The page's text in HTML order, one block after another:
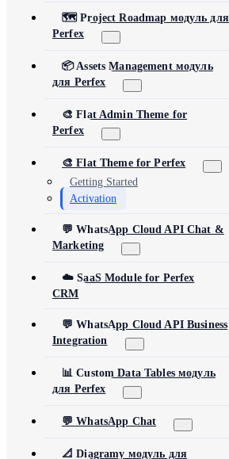
🧩
⚙️Automation & API
Security and third-party tools
📂 View All 5 Plugins →
Concord CRM
Modules
📊Management
🗺️ Project Roadmap модуль для
Perfex
📦 Assets Management модуль
для Perfex
🎨 Flat Admin Theme for
Perfex
🎨 Flat Theme for Perfex
Getting Started
Activation
💬 WhatsApp Cloud API Chat &
Marketing
☁️ SaaS Module for Perfex
CRM
💬 WhatsApp Cloud API Business
Integration
📊 Custom Data Tables модуль
для Perfex
💬 WhatsApp Chat
📐 Diagramy модуль для